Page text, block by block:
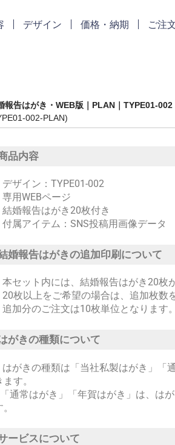
デザイン 価格・納期 ご注
報告はがき・WEB版｜PLAN｜TYPE01-002
002-PLAN)
品内容
デザイン：TYPE01-002
専用WEBページ
結婚報告はがき20枚付き
付属アイテム：SNS投稿用画像データ
婚報告はがきの追加印刷について
本セット内には、結婚報告はがき20枚
20枚以上をご希望の場合は、追加枚数
追加分のご注文は10枚単位となります。
がきの種類について
はがきの種類は「当社私製はがき」「
ます。
通常はがき」「年賀はがき」は、は
ービスについて